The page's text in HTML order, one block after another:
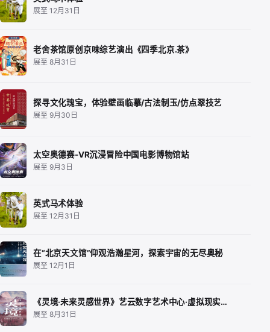
展至 12月31日
老舍茶馆原创京味综艺演出《四季北京.茶》
展至 8月31日
探寻文化瑰宝，体验壁画临摹/古法制玉/仿点翠技艺
展至 9月30日
太空奥德赛-VR沉浸冒险中国电影博物馆站
展至 9月3日
英式马术体验
展至 12月31日
在“北京天文馆”仰观浩瀚星河，探索宇宙的无尽奥秘
展至 12月1日
《灵境·未来灵感世界》艺云数字艺术中心·虚拟现实…
展至 8月31日